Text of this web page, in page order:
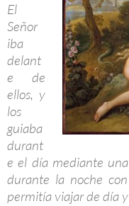
El
Señor
iba
delant
e de
ellos, y
los
guiaba
durant
e el día mediante
durante la noche
permitía viajar de día